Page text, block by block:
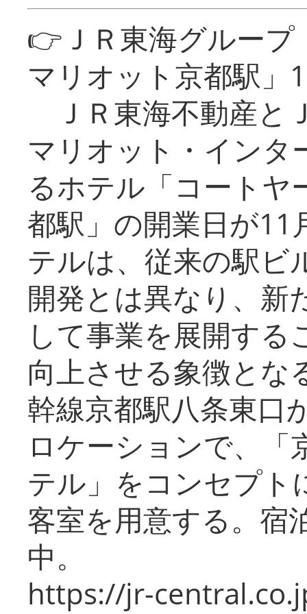
👉ＪＲ東海グルー
マリオット京都駅」
ＪＲ東海不動産と
マリオット・インタ
るホテル「コートヤ
都駅」の開業日が11
テルは、従来の駅ビ
開発とは異なり、新
して事業を展開する
向上させる象徴とな
幹線京都駅八条東口
ロケーションで、「
テル」をコンセプト
客室を用意する。宿
中。
https://jr-